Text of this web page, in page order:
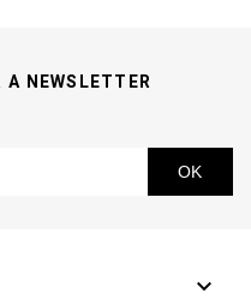
A NEWSLETTER
